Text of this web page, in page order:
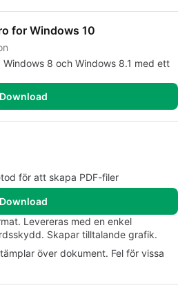
for Windows 10
Windows 8 och Windows 8.1 med ett
Download
för att skapa PDF-filer
Download
Levereras med en enkel
Skapar tilltalande grafik.
över dokument. Fel för vissa